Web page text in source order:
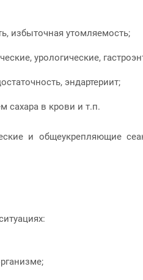
избыточная утомляемость;
урологические,
эндартериит;
сахара в крови и т.п.
и общеукрепляющие